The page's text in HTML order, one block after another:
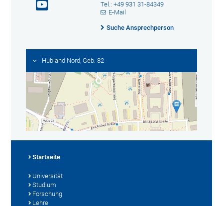
Tel.: +49 931 31-84349
E-Mail
Suche Ansprechperson
Hubland Nord, Geb. 82
Startseite
Universität
Studium
Forschung
Lehre